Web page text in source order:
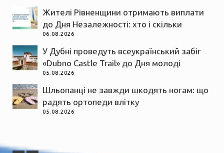
Жителі Рівненщини отримають виплати
до Дня Незалежності: хто і скільки
06.08.2026
У Дубні проведуть всеукраїнський забіг
«Dubno Castle Trail» до Дня молоді
05.08.2026
Шльопанці не завжди шкодять ногам: що
радять ортопеди влітку
05.08.2026